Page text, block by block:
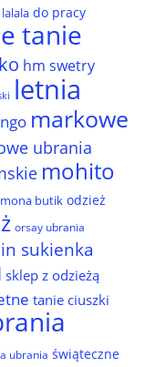
do pracy
tanie
hm swetry
letnia
markowe
ubrania
mohito
mona butik odzież
orsay ubrania
sukienka
sklep z odzieżą
tanie ciuszki
ubrania świąteczne